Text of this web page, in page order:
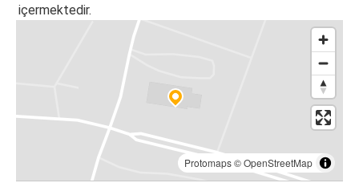
içermektedir.
Protomaps©OpenStreetMap